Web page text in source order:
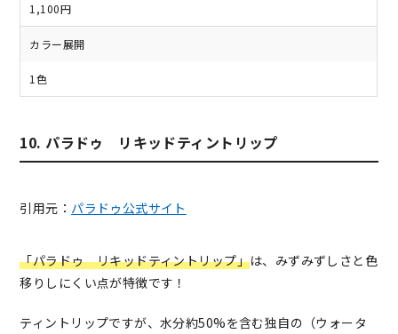
1,100円
カラー展開
1色
10. パラドゥ リキッドティントリップ
引用元： パラドゥ公式サイト
「パラドゥ リキッドティントリップ」は、みずみずしさと色
移りしにくい点が特徴です！
ティントリップですが、水分約50%を含む独自の（ウォータ